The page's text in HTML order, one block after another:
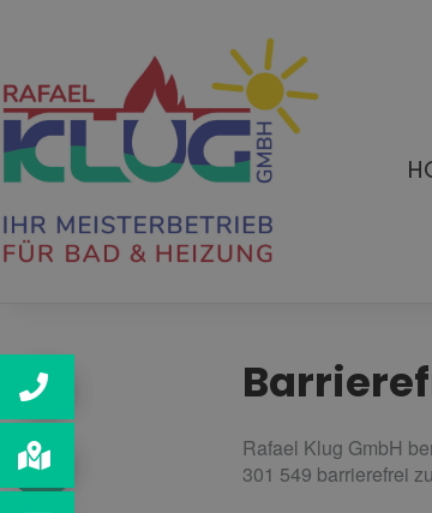
Rafael Klug GmbH
301 549 barrierefrei